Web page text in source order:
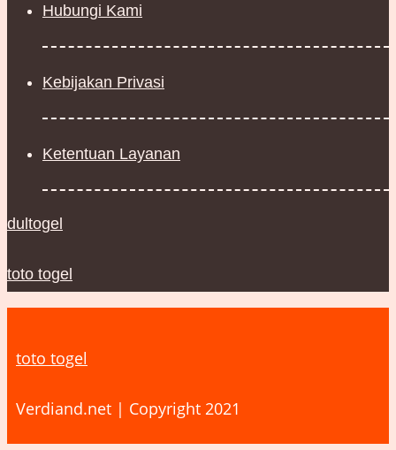
Hubungi Kami
Kebijakan Privasi
Ketentuan Layanan
dultogel
toto togel
toto togel
Verdiand.net | Copyright 2021